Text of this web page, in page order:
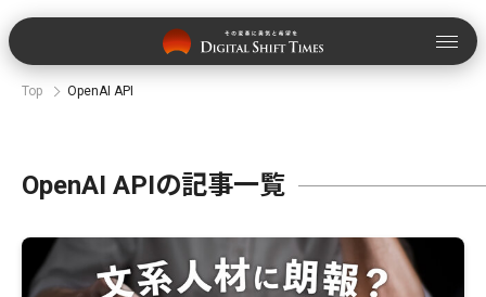
Top OpenAI API
OpenAI APIの記事一覧